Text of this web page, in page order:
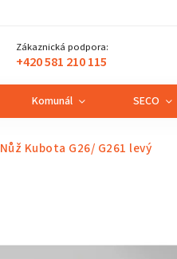
Zákaznická podpora:
+420 581 210 115
Komunál SECO
Nůž Kubota G26/ G261 levý